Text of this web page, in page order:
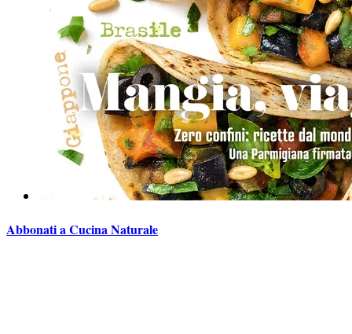
Abbonati a Cucina Naturale